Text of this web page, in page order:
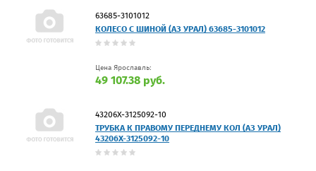
63685-3101012
КОЛЕСО С ШИНОЙ (АЗ УРАЛ) 63685-3101012
Цена Ярославль:
49 107.38 руб.
43206Х-3125092-10
ТРУБКА К ПРАВОМУ ПЕРЕДНЕМУ КОЛ (АЗ УРАЛ)
43206Х-3125092-10